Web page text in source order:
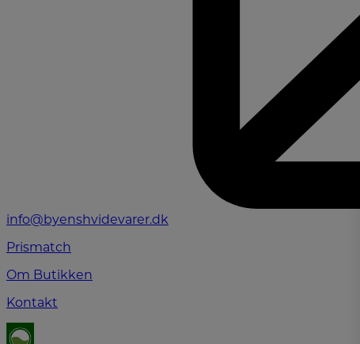
info@byenshvidevarer.dk
Prismatch
Om Butikken
Kontakt